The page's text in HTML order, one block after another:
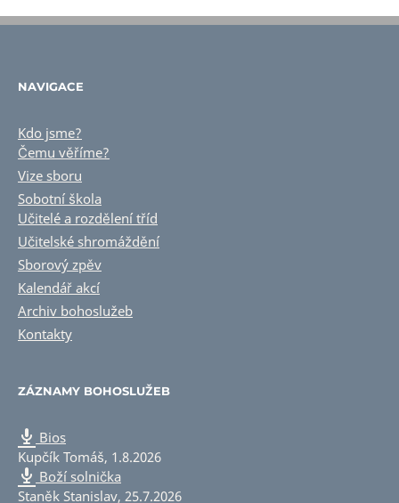
NAVIGACE
Kdo jsme?
Čemu věříme?
Vize sboru
Sobotní škola
Učitelé a rozdělení tříd
Učitelské shromáždění
Sborový zpěv
Kalendář akcí
Archiv bohoslužeb
Kontakty
ZÁZNAMY BOHOSLUŽEB
Bios
Kupčík Tomáš, 1.8.2026
Boží solnička
Staněk Stanislav, 25.7.2026